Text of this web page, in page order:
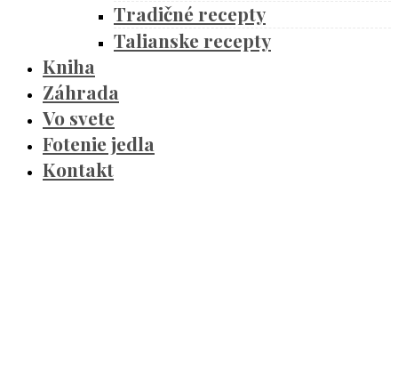
Tradičné recepty
Talianske recepty
Kniha
Záhrada
Vo svete
Fotenie jedla
Kontakt